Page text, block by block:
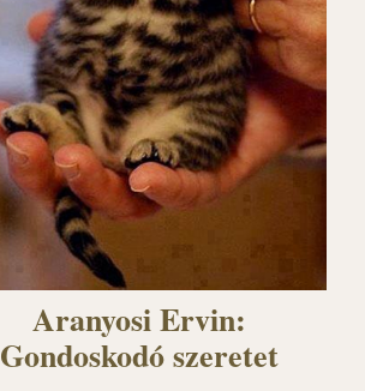
Aranyosi Ervin:
Gondoskodó szeretet